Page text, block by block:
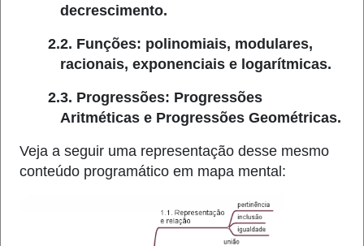
decrescimento.
2.2. Funções: polinomiais, modulares,
racionais, exponenciais e logarítmicas.
2.3. Progressões: Progressões
Aritméticas e Progressões Geométricas.
Veja a seguir uma representação desse mesmo
conteúdo programático em mapa mental: